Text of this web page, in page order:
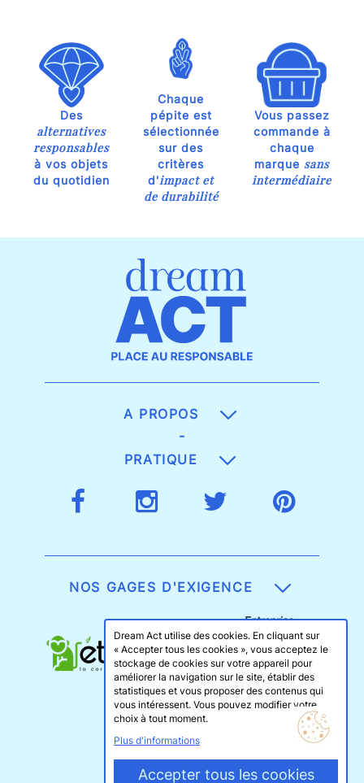
Des
alternatives
responsables
à vos objets
du quotidien
Chaque
pépite est
sélectionnée
sur des
critères
d'impact et
de durabilité
Vous passez
commande à
chaque
marque sans
intermédiaire
A PROPOS
-
PRATIQUE
NOS GAGES D'EXIGENCE
Dream Act utilise des cookies. En cliquant sur
« Accepter tous les cookies », vous acceptez le
stockage de cookies sur votre appareil pour
améliorer la navigation sur le site, établir des
statistiques et vous proposer des contenus qui
vous intéressent. Vous pouvez modifier votre
choix à tout moment.
Plus d'informations
Accepter tous les cookies